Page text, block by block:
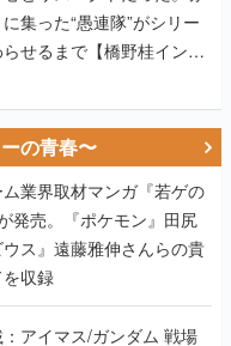
集った“愚連隊”がシリー
せるまで【橋野桂インタ
の青春〜
業界取材マンガ『若ゲの
発売。『ポケモン』田尻
ス』遠藤雅伸さんらの貴
収録
アイマス/ガンダム 戦場